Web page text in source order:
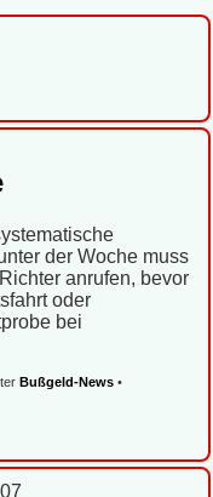
der Woche muss
anrufen, bevor
oder
bei
Bußgeld-News •